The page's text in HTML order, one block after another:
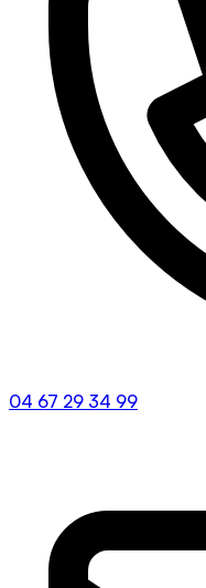
04 67 29 34 99